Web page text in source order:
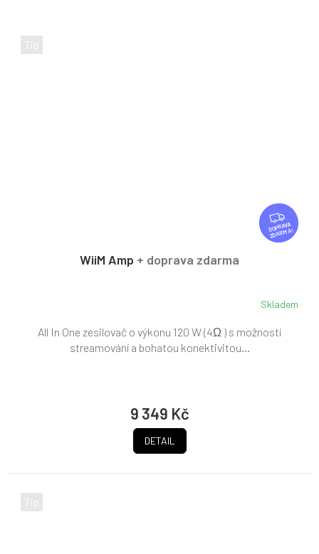
Tip
Z
D
A
ZDARMA
WiiM Amp + doprava zdarma
Skladem
9 349 Kč
DETAIL
All In One zesilovač o výkonu 120 W (4Ω ) s možností
streamování a bohatou konektivitou...
Tip